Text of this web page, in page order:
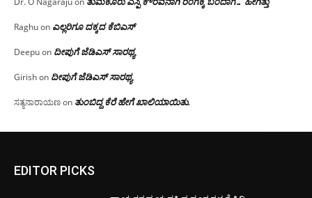
Raghuon ಎಲ್ಲರಿಗೂ ದಕ್ಕದ ಕೆಬಿಎಸ್
Deepuon ದೀಪುಗೆ ಜೆಡಿಎಸ್ ಸಾರಥ್ಯ
Girishon ದೀಪುಗೆ ಜೆಡಿಎಸ್ ಸಾರಥ್ಯ
ಸತ್ಯನಾರಾಯಣon ತುಂಬಿದ್ದ ಕೆರೆ ಹೇಗೆ ಖಾಲಿಯಾಯಿತು.
EDITOR PICKS